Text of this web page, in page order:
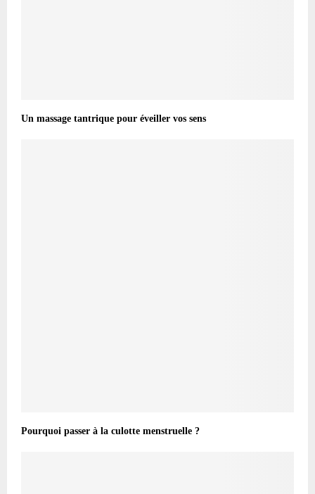
Un massage tantrique pour éveiller vos sens
Pourquoi passer à la culotte menstruelle ?